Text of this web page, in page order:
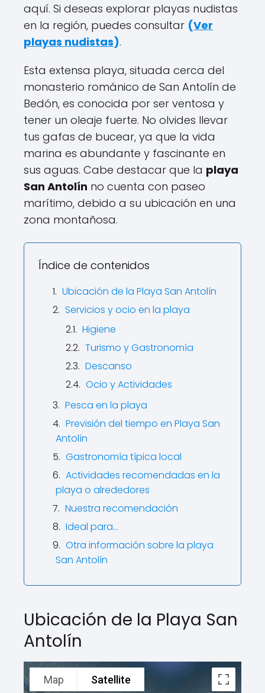
aquí. Si deseas explorar playas nudistas
en la región, puedes consultar (Ver
playas nudistas).
Esta extensa playa, situada cerca del
monasterio románico de San Antolín de
Bedón, es conocida por ser ventosa y
tener un oleaje fuerte. No olvides llevar
tus gafas de bucear, ya que la vida
marina es abundante y fascinante en
sus aguas. Cabe destacar que la playa
San Antolín no cuenta con paseo
marítimo, debido a su ubicación en una
zona montañosa.
Índice de contenidos
Ubicación de la Playa San Antolín
Servicios y ocio en la playa
Higiene
Turismo y Gastronomía
Descanso
Ocio y Actividades
Pesca en la playa
Previsión del tiempo en Playa San
Antolín
Gastronomía típica local
Actividades recomendadas en la
playa o alrededores
Nuestra recomendación
Ideal para…
Otra información sobre la playa
San Antolín
Ubicación de la Playa San
Antolín
Map Satellite